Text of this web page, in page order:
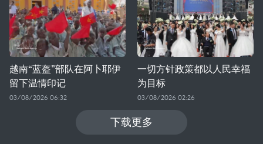
越南“蓝盔”部队在阿卜耶伊
留下温情印记
03/08/2026 06:32
一切方针政策都以人民幸福
为目标
03/08/2026 02:26
下载更多